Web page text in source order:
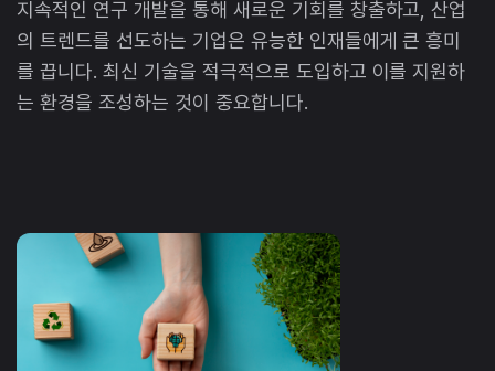
지속적인 연구 개발을 통해 새로운 기회를 창출하고, 산업
의 트렌드를 선도하는 기업은 유능한 인재들에게 큰 흥미
를 끕니다. 최신 기술을 적극적으로 도입하고 이를 지원하
는 환경을 조성하는 것이 중요합니다.